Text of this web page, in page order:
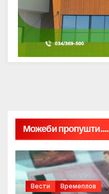
Можеби пропушти....
Вести Времеплов